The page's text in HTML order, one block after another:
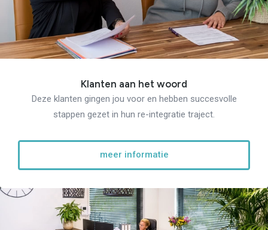
Brochure
Vacatures
Laatste nieuws
Ons testcentrum
LeerWerkburo
Team
Locaties
Vacatures
Klanten aan het
woord
Klanten aan het woord
Klanten aan het woord
Deze klanten gingen jou voor en hebben succesvolle
stappen gezet in hun re-integratie traject.
meer informatie